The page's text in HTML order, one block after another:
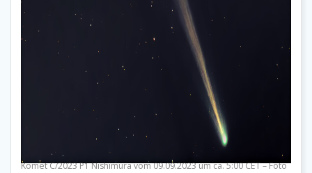
Komet C/2023 P1 Nishimura vom 09.09.2023 um ca. 5:00 CET – Foto